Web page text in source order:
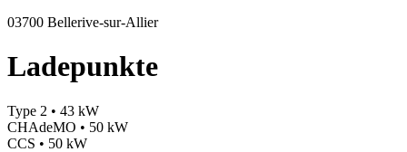
03700 Bellerive-sur-Allier
Ladepunkte
Type 2 • 43 kW
CHAdeMO • 50 kW
CCS • 50 kW